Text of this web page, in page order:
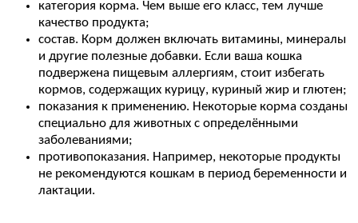
категория корма. Чем выше его класс, тем лучше
качество продукта;
состав. Корм должен включать витамины, минералы
и другие полезные добавки. Если ваша кошка
подвержена пищевым аллергиям, стоит избегать
кормов, содержащих курицу, куриный жир и глютен;
показания к применению. Некоторые корма созданы
специально для животных с определёнными
заболеваниями;
противопоказания. Например, некоторые продукты
не рекомендуются кошкам в период беременности и
лактации.